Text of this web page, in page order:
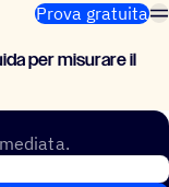
Prova gratuita
per misu­rare il